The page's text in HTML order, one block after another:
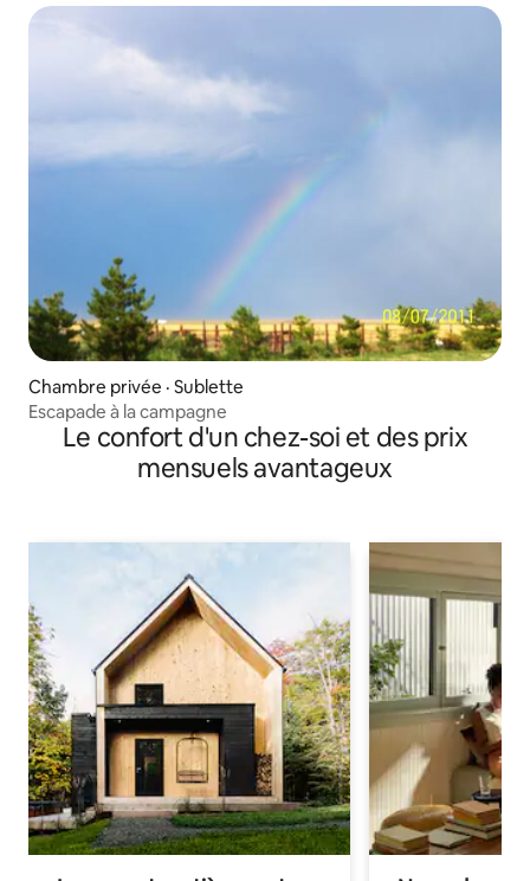
Chambre privée · Sublette
Escapade à la campagne
Le confort d'un chez-soi et des prix
mensuels avantageux